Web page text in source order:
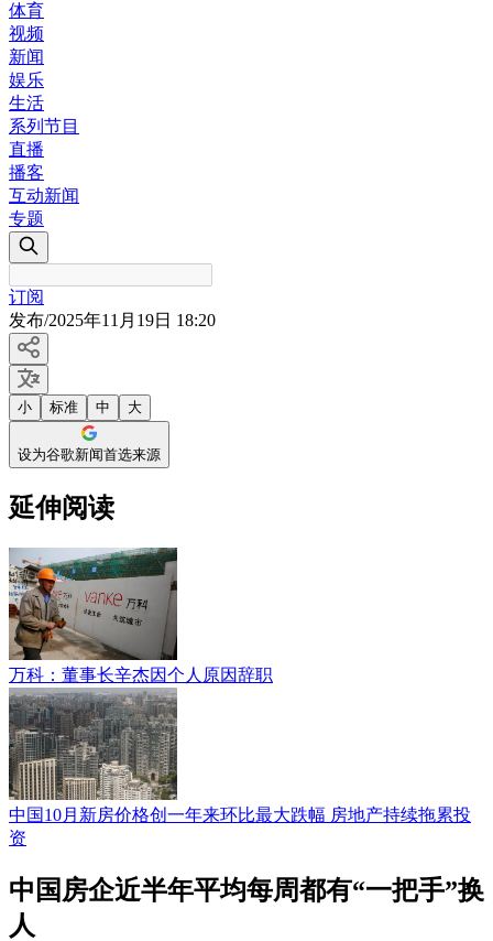
体育
视频
新闻
娱乐
生活
系列节目
直播
播客
互动新闻
专题
订阅
发布/2025年11月19日 18:20
小 标准 中 大
设为谷歌新闻首选来源
延伸阅读
万科：董事长辛杰因个人原因辞职
中国10月新房价格创一年来环比最大跌幅 房地产持续拖累投
资
中国房企近半年平均每周都有“一把手”换
人